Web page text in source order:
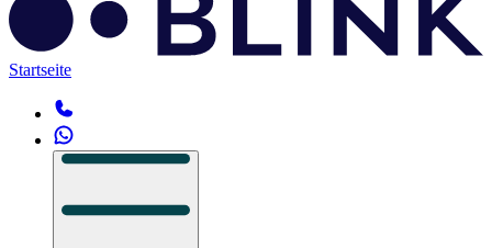
Startseite